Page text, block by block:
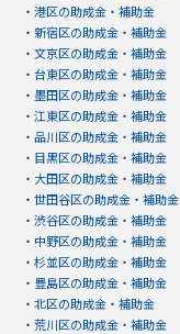
・ 港区の助成金・補助金
・ 新宿区の助成金・補助金
・ 文京区の助成金・補助金
・ 台東区の助成金・補助金
・ 墨田区の助成金・補助金
・ 江東区の助成金・補助金
・ 品川区の助成金・補助金
・ 目黒区の助成金・補助金
・ 大田区の助成金・補助金
・ 世田谷区の助成金・補助金
・ 渋谷区の助成金・補助金
・ 中野区の助成金・補助金
・ 杉並区の助成金・補助金
・ 豊島区の助成金・補助金
・ 北区の助成金・補助金
・ 荒川区の助成金・補助金